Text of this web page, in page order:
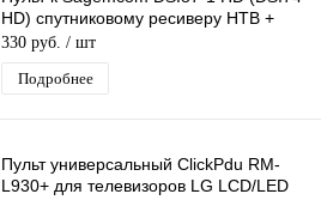
HD) спутниковому ресиверу НТВ +
330 руб. / шт
Подробнее
Пульт универсальный ClickPdu RM-
L930+ для телевизоров LG LCD/LED